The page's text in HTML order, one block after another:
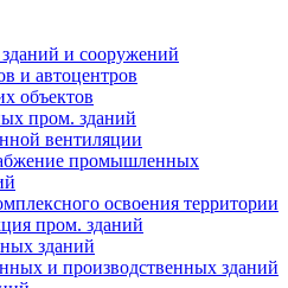
и сооружений
и автоцентров
объектов
пром. зданий
вентиляции
промышленных
освоения территории
пром. зданий
зданий
и производственных зданий